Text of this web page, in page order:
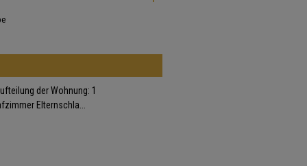
der Wohnung: 1
Elternschla...